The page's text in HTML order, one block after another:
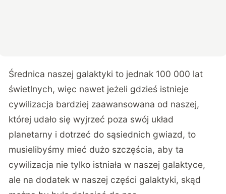
Średnica naszej galaktyki to jednak 100 000 lat
świetlnych, więc nawet jeżeli gdzieś istnieje
cywilizacja bardziej zaawansowana od naszej,
której udało się wyjrzeć poza swój układ
planetarny i dotrzeć do sąsiednich gwiazd, to
musielibyśmy mieć dużo szczęścia, aby ta
cywilizacja nie tylko istniała w naszej galaktyce,
ale na dodatek w naszej części galaktyki, skąd